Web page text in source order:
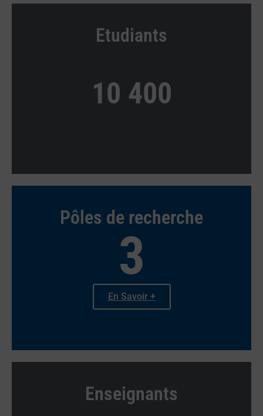
Etudiants
10 400
Pôles de recherche
3
En Savoir +
Enseignants